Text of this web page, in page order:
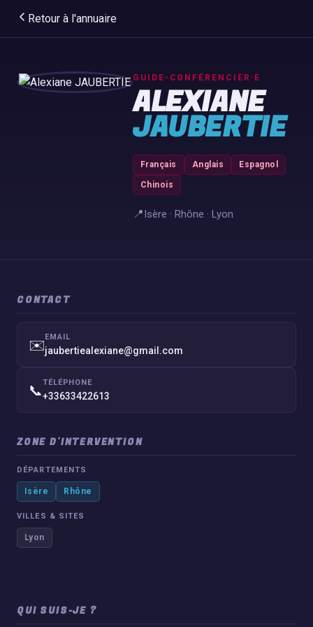
Retour à l'annuaire
GUIDE-CONFÉRENCIER·E
ALEXIANE
JAUBERTIE
Français Anglais Espagnol
Chinois
📍Isère · Rhône · Lyon
QUI SUIS-JE ?
CONTACT
✉️EMAIL
jaubertiealexiane@gmail.com
📞TÉLÉPHONE
+33633422613
ZONE D'INTERVENTION
DÉPARTEMENTS
Isère Rhône
VILLES & SITES
Lyon